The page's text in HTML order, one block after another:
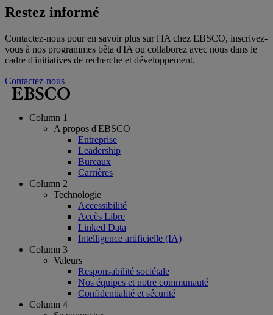
Restez informé
Contactez-nous pour en savoir plus sur l'IA chez EBSCO, inscrivez-
vous à nos programmes bêta d'IA ou collaborez avec nous dans le
cadre d'initiatives de recherche et développement.
Contactez-nous
Column 1
A propos d'EBSCO
Entreprise
Leadership
Bureaux
Carrières
Column 2
Technologie
Accessibilité
Accès Libre
Linked Data
Intelligence artificielle (IA)
Column 3
Valeurs
Responsabilité sociétale
Nos équipes et notre communauté
Confidentialité et sécurité
Column 4